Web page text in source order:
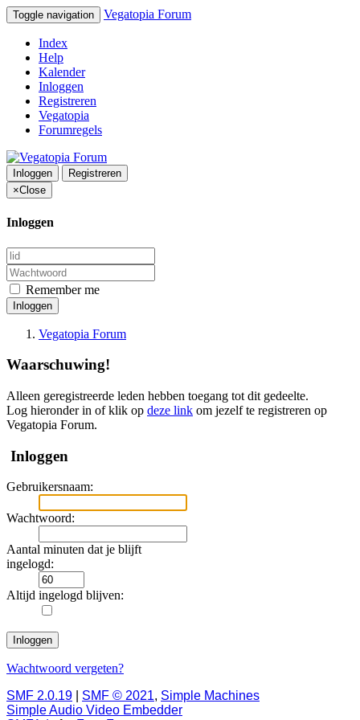
Toggle navigation Vegatopia Forum
Index
Help
Kalender
Inloggen
Registreren
Vegatopia
Forumregels
Inloggen
Registreren
×Close
Inloggen
Remember me
Inloggen
Vegatopia Forum
Waarschuwing!
Alleen geregistreerde leden hebben toegang tot dit gedeelte.
Log hieronder in of klik op deze link om jezelf te registreren op
Vegatopia Forum.
Inloggen
Gebruikersnaam:
Wachtwoord:
Aantal minuten dat je blijft
ingelogd:
Altijd ingelogd blijven:
Wachtwoord vergeten?
SMF 2.0.19
SMF © 2021, Simple Machines
Simple Audio Video Embedder